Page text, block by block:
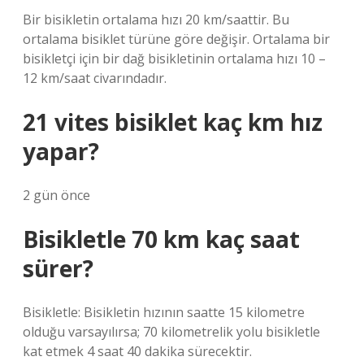
Bir bisikletin ortalama hızı 20 km/saattir. Bu
ortalama bisiklet türüne göre değişir. Ortalama bir
bisikletçi için bir dağ bisikletinin ortalama hızı 10 –
12 km/saat civarındadır.
21 vites bisiklet kaç km hız
yapar?
2 gün önce
Bisikletle 70 km kaç saat
sürer?
Bisikletle: Bisikletin hızının saatte 15 kilometre
olduğu varsayılırsa; 70 kilometrelik yolu bisikletle
kat etmek 4 saat 40 dakika sürecektir.